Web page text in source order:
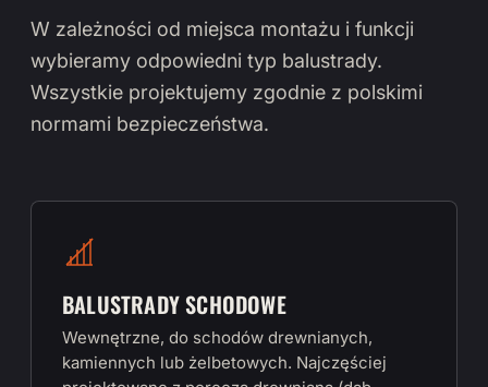
W zależności od miejsca montażu i funkcji
wybieramy odpowiedni typ balustrady.
Wszystkie projektujemy zgodnie z polskimi
normami bezpieczeństwa.
BALUSTRADY SCHODOWE
Wewnętrzne, do schodów drewnianych,
kamiennych lub żelbetowych. Najczęściej